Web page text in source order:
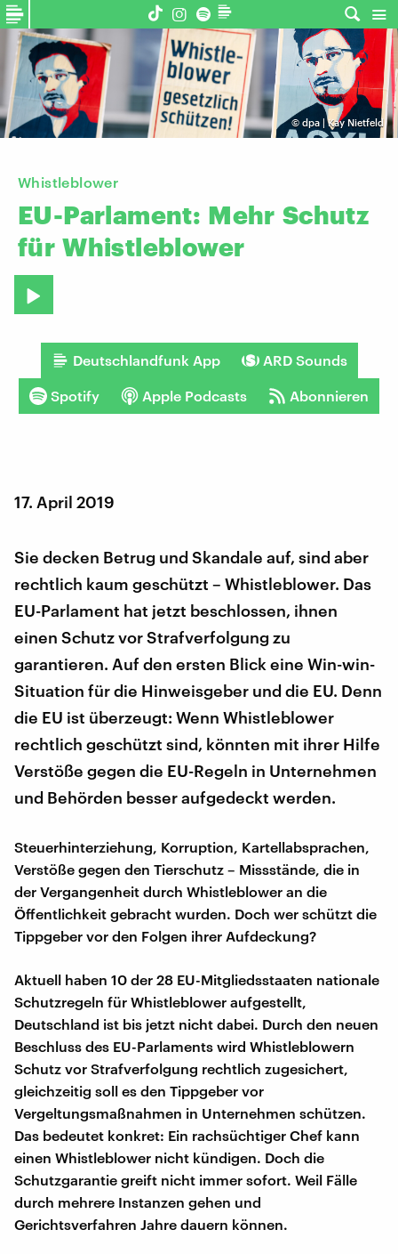
© dpa | Kay Nietfeld
Whistleblower
EU-Parlament: Mehr Schutz
für Whistleblower
Deutschlandfunk App ARD Sounds
Spotify Apple Podcasts Abonnieren
17. April 2019
Sie decken Betrug und Skandale auf, sind aber
rechtlich kaum geschützt – Whistleblower. Das
EU-Parlament hat jetzt beschlossen, ihnen
einen Schutz vor Strafverfolgung zu
garantieren. Auf den ersten Blick eine Win-win-
Situation für die Hinweisgeber und die EU. Denn
die EU ist überzeugt: Wenn Whistleblower
rechtlich geschützt sind, könnten mit ihrer Hilfe
Verstöße gegen die EU-Regeln in Unternehmen
und Behörden besser aufgedeckt werden.
Steuerhinterziehung, Korruption, Kartellabsprachen,
Verstöße gegen den Tierschutz – Missstände, die in
der Vergangenheit durch Whistleblower an die
Öffentlichkeit gebracht wurden. Doch wer schützt die
Tippgeber vor den Folgen ihrer Aufdeckung?
Aktuell haben 10 der 28 EU-Mitgliedsstaaten nationale
Schutzregeln für Whistleblower aufgestellt,
Deutschland ist bis jetzt nicht dabei. Durch den neuen
Beschluss des EU-Parlaments wird Whistleblowern
Schutz vor Strafverfolgung rechtlich zugesichert,
gleichzeitig soll es den Tippgeber vor
Vergeltungsmaßnahmen in Unternehmen schützen.
Das bedeutet konkret: Ein rachsüchtiger Chef kann
einen Whistleblower nicht kündigen. Doch die
Schutzgarantie greift nicht immer sofort. Weil Fälle
durch mehrere Instanzen gehen und
Gerichtsverfahren Jahre dauern können.